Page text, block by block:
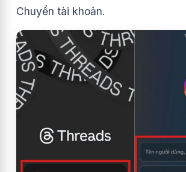
Chuyển tài khoản.